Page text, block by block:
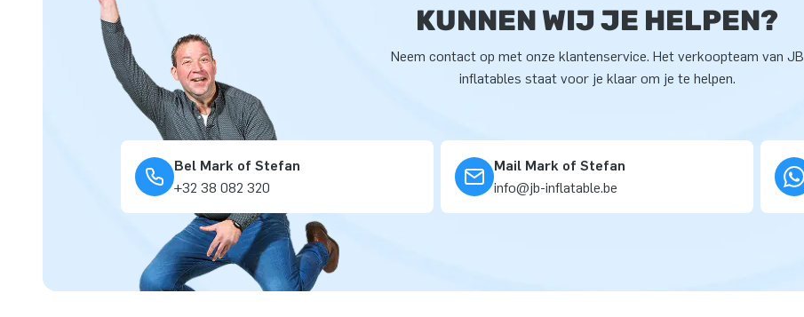
KUNNEN WIJ JE HELPEN?
Neem contact op met onze klantenservice. Het verkoopteam van JB
inflatables staat voor je klaar om je te helpen.
Bel Mark of Stefan
+32 38 082 320
Mail Mark of Stefan
info@jb-inflatable.be